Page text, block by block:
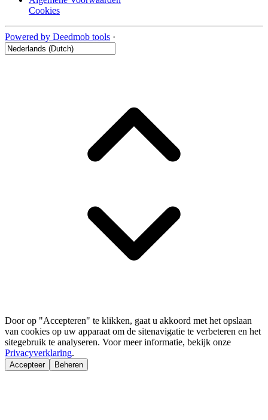
Cookies
Powered by Deedmob tools ·
Door op "Accepteren" te klikken, gaat u akkoord met het opslaan
van cookies op uw apparaat om de sitenavigatie te verbeteren en het
sitegebruik te analyseren. Voor meer informatie, bekijk onze
Privacyverklaring.
Accepteer Beheren